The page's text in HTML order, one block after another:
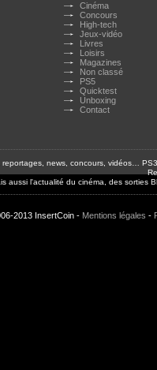
Cinéma
Concours
High-tech
Jeux-vidéo
Livres
Loisirs
Magazines
Non classé
PS5
Quicktest
Unboxing
Contact
news, concours, vidéos…
aussi l'actualité du cinéma, des sorties
2013 InsertCoin - Mentions légales -